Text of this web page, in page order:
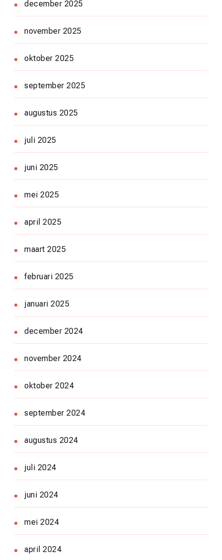
december 2025
november 2025
oktober 2025
september 2025
augustus 2025
juli 2025
juni 2025
mei 2025
april 2025
maart 2025
februari 2025
januari 2025
december 2024
november 2024
oktober 2024
september 2024
augustus 2024
juli 2024
juni 2024
mei 2024
april 2024